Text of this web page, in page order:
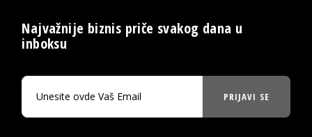
Najvažnije biznis priče svakog dana u
inboksu
PRIJAVI SE